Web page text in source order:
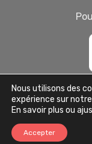
© 2026 |
Nous utilisons des
expérience sur
En savoir plus ou
Accepter